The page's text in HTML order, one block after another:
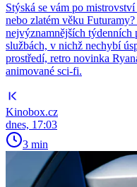
Stýská se vám po
nebo zlatém věku
nejvýznamnějších týdenních
službách, v nichž nechybí
prostředí, retro novinka
animované sci-fi.
Kinobox.cz
dnes, 17:03
3 min